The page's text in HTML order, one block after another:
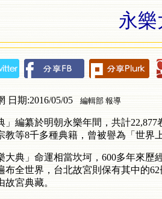
永
日期:2016/05/05 編輯部 報導
」編纂於明朝永樂年間，共計
教等8千多種典籍，曾被譽為「世界
大典」命運相當坎坷，600多年來歷
布全世界，台北故宮則保有其中的
故宮典藏。